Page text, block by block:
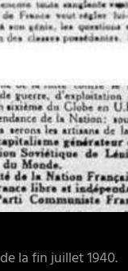
la fin juillet 1940.